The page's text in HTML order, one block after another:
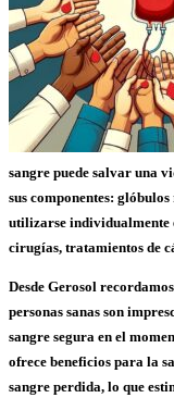
sangre puede salvar una
sus componentes:
utilizarse individualmente
cirugías, tratamientos de
Desde Gerosol recordamos
personas sanas son
sangre segura en el
ofrece beneficios para la
sangre perdida, lo que